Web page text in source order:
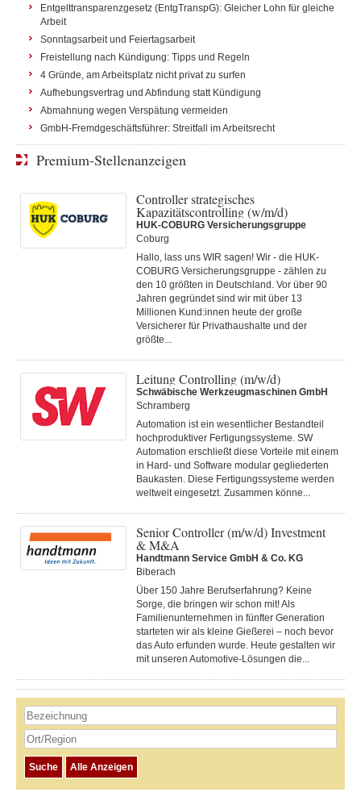
Entgelttransparenzgesetz (EntgTranspG): Gleicher Lohn für gleiche
Arbeit
Sonntagsarbeit und Feiertagsarbeit
Freistellung nach Kündigung: Tipps und Regeln
4 Gründe, am Arbeitsplatz nicht privat zu surfen
Aufhebungsvertrag und Abfindung statt Kündigung
Abmahnung wegen Verspätung vermeiden
GmbH-Fremdgeschäftsführer: Streitfall im Arbeitsrecht
Premium-Stellenanzeigen
Controller strategisches
Kapazitätscontrolling (w/m/d)
HUK-COBURG Versicherungsgruppe
Coburg
Hallo, lass uns WIR sagen! Wir - die HUK-
COBURG Versicherungsgruppe - zählen zu
den 10 größten in Deutschland. Vor über 90
Jahren gegründet sind wir mit über 13
Millionen Kund:innen heute der große
Versicherer für Privathaushalte und der
größte...
Leitung Controlling (m/w/d)
Schwäbische Werkzeugmaschinen GmbH
Schramberg
Automation ist ein wesentlicher Bestandteil
hochproduktiver Fertigungssysteme. SW
Automation erschließt diese Vorteile mit einem
in Hard- und Software modular gegliederten
Baukasten. Diese Fertigungs­systeme werden
weltweit eingesetzt. Zusammen könne...
Senior Controller (m/w/d) Investment
& M&A
Handtmann Service GmbH & Co. KG
Biberach
Über 150 Jahre Berufserfahrung? Keine
Sorge, die bringen wir schon mit! Als
Familienunternehmen in fünfter Generation
starteten wir als kleine Gießerei – noch bevor
das Auto erfunden wurde. Heute gestalten wir
mit unseren Automotive-Lösungen die...